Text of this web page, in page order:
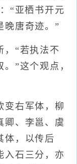
“亚栖书开元
晚唐奇迹。”
，“若执法不
”这个观点，
右军体，柳
卿、李邕、虞
体，以传后
入石三分，亦